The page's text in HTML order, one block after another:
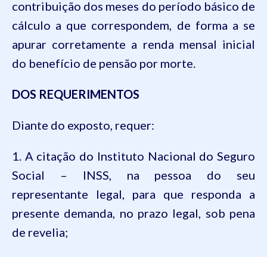
contribuição dos meses do período básico de
cálculo a que correspondem, de forma a se
apurar corretamente a renda mensal inicial
do benefício de pensão por morte.
DOS REQUERIMENTOS
Diante do exposto, requer:
1. A citação do Instituto Nacional do Seguro
Social – INSS, na pessoa do seu
representante legal, para que responda a
presente demanda, no prazo legal, sob pena
de revelia;